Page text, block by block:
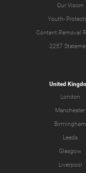
Our Vision
Youth-
Content Removal
2257
United
London
Manchester
Birmingham
Leeds
Glasgow
Liverpool